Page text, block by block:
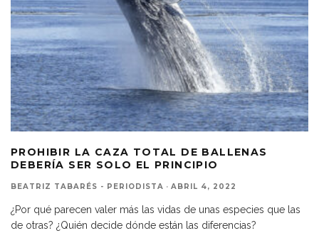
PROHIBIR LA CAZA TOTAL DE BALLENAS
DEBERÍA SER SOLO EL PRINCIPIO
BEATRIZ TABARÉS - PERIODISTA · ABRIL 4, 2022
¿Por qué parecen valer más las vidas de unas especies que las
de otras? ¿Quién decide dónde están las diferencias?